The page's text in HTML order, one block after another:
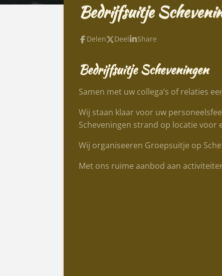
Bedrijfsuitje
Delen Deel Share
Bedrijfsuitje Scheveningen
Samen met uw collega’s of relaties
Wij staan klaar voor uw
Scheveningen strand op locatie voor
Wij organiseeren Groepsuitje op
Met ons ruime aanbod aan